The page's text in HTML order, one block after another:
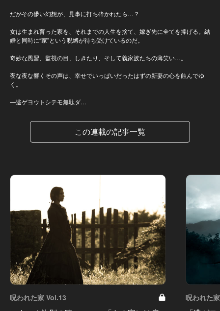
だがその儚い幻想が、見事に打ち砕かれたら…？
女は生まれ育った家を、それまでの人生を捨て、嫁ぎ先に全てを捧げる。結
婚と同時に“家”という呪縛が待ち受けているのだ。
奇妙な風習、監視の目、しきたり、そして義家族たちの薄笑い…。
夜な夜な響くその声は、幸せでいっぱいだったはずの新妻の心を蝕んでゆ
く。
―逃ゲヨウトシテモ無駄ダ…
この連載の記事一覧
呪われた家 Vol.13 呪われた